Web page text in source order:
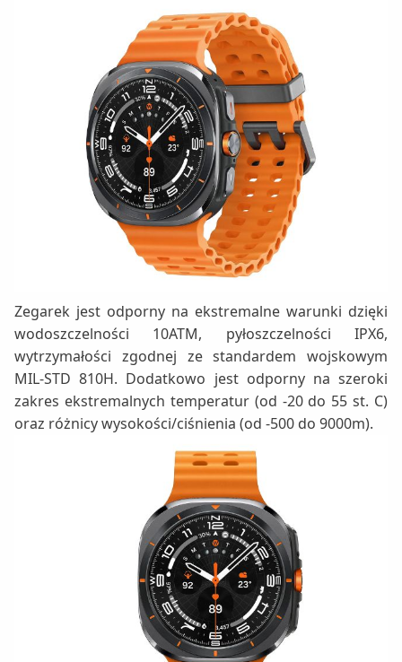
Zegarek jest odporny na ekstremalne warunki dzięki
wodoszczelności 10ATM, pyłoszczelności IPX6,
wytrzymałości zgodnej ze standardem wojskowym
MIL-STD 810H. Dodatkowo jest odporny na szeroki
zakres ekstremalnych temperatur (od -20 do 55 st. C)
oraz różnicy wysokości/ciśnienia (od -500 do 9000m).